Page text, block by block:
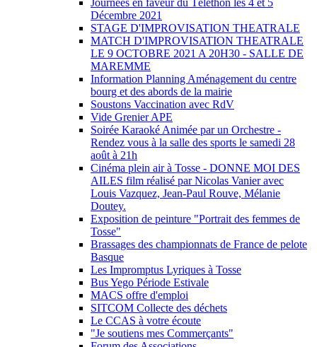
Décembre 2021
STAGE D'IMPROVISATION THEATRALE
MATCH D'IMPROVISATION THEATRALE
LE 9 OCTOBRE 2021 A 20H30 - SALLE DE
MAREMME
Information Planning Aménagement du centre
bourg et des abords de la mairie
Soustons Vaccination avec RdV
Vide Grenier APE
Soirée Karaoké Animée par un Orchestre -
Rendez vous à la salle des sports le samedi 28
août à 21h
Cinéma plein air à Tosse - DONNE MOI DES
AILES film réalisé par Nicolas Vanier avec
Louis Vazquez, Jean-Paul Rouve, Mélanie
Doutey.
Exposition de peinture "Portrait des femmes de
Tosse"
Brassages des championnats de France de pelote
Basque
Les Impromptus Lyriques à Tosse
Bus Yego Période Estivale
MACS offre d'emploi
SITCOM Collecte des déchets
Le CCAS à votre écoute
"Je soutiens mes Commerçants"